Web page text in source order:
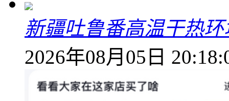
新疆吐鲁番高温干热
2026年08月05日